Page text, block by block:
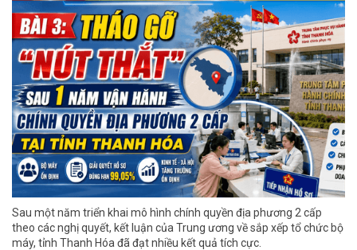
Sau một năm triển khai mô hình chính quyền địa phương 2 cấp
theo các nghị quyết, kết luận của Trung ương về sắp xếp tổ chức bộ
máy, tỉnh Thanh Hóa đã đạt nhiều kết quả tích cực.